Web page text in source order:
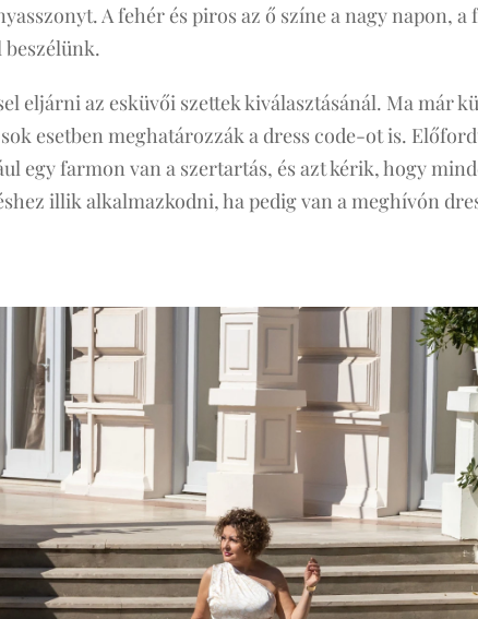
A fehér és piros az ő színe a nagy napon, a
eljárni az esküvői szettek kiválasztásánál. Ma már
esetben meghatározzák a dress code-ot is.
egy farmon van a szertartás, és azt kérik, hogy
illik alkalmazkodni, ha pedig van a meghívón